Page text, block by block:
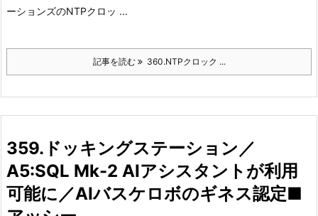
ーションズのNTPクロッ ...
記事を読む 360.NTPクロック ...
359.ドッキングステーション／
A5:SQL Mk-2 AIアシスタントが利用
可能に／AIバスケロボのギネス認定■